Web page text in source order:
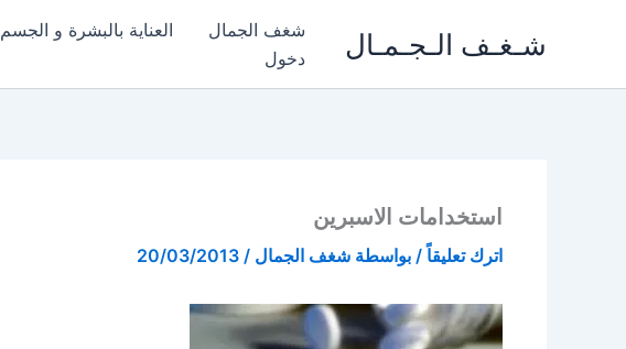
شـغـف الـجـمـال شغف الجمال العناية بالبشرة و الجسم
دخول
استخدامات الاسبرين
اترك تعليقاً / بواسطة شغف الجمال /
20/03/2013